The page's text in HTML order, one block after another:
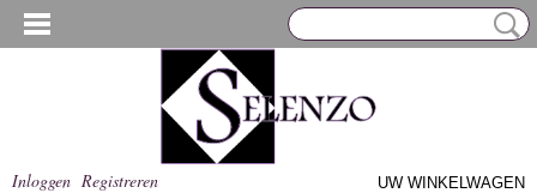
Inloggen Registreren
UW WINKELWAGEN